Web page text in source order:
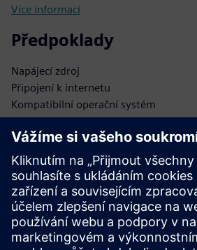
Více informací
Předpoklady
Napájecí zdroj
Připojení k internetu
Kompatibilní operační systém
Biometrická databáze
Zabezpečené ukládání dat
Integrační API
Přístup správce
Softwarové aktualizace
Síťová infrastruktura
Security protokoly
Databáze uživatelů